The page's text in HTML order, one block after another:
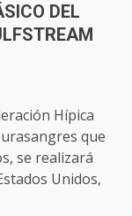
DEL
Hípica
que
se realizará
Unidos,